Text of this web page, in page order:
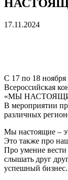
17.11.2024
С 17 по 18 ноября
Всероссийская
«МЫ
В мероприятии
различных
Мы настоящие –
Это также про
Про умение
слышать друг
успешный бизнес.